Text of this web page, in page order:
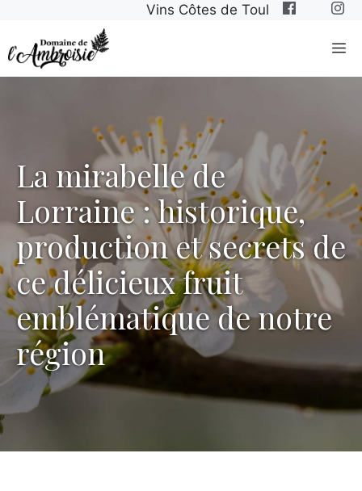
contenu
Vins Côtes de Toul
La mirabelle de
Lorraine : historique,
production et secrets de
ce délicieux fruit
emblématique de notre
région